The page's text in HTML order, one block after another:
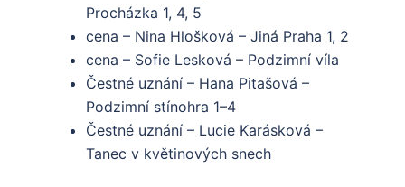
Procházka 1, 4, 5
cena – Nina Hlošková – Jiná Praha 1, 2
cena – Sofie Lesková – Podzimní víla
Čestné uznání – Hana Pitašová –
Podzimní stínohra 1–4
Čestné uznání – Lucie Karásková –
Tanec v květinových snech